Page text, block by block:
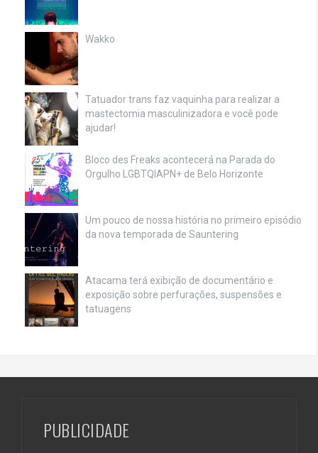
Wakko
Tatuador trans faz vaquinha para realizar a
mastectomia masculinizadora e você pode
ajudar!
Bloco des Freaks acontecerá na Parada do
Orgulho LGBTQIAPN+ de Belo Horizonte
Um pouco de nossa história no primeiro episódio
da nova temporada de Sauntering
Atacama terá exibição de documentário e
exposição sobre perfurações, suspensões e
tatuagens
PUBLICIDADE